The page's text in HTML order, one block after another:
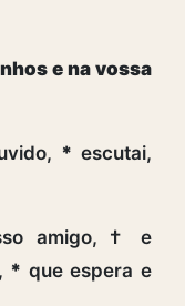
e na vossa
* escutai,
amigo, † e
* que espera e